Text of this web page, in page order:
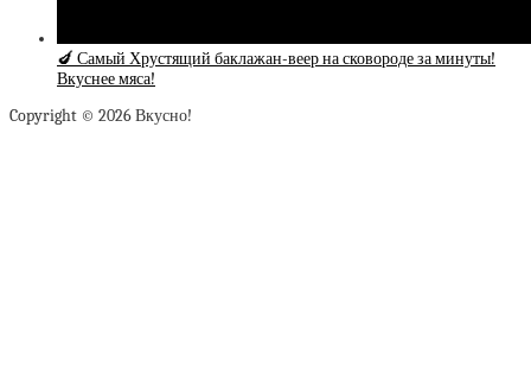
🍆 Самый Хрустящий баклажан-веер на сковороде за минуты!
Вкуснее мяса!
Copyright © 2026 Вкусно!